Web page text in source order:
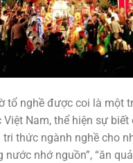
tổ nghề được coi là một
Nam, thể hiện sự biết
thức ngành nghề cho
nhớ nguồn”, “ăn